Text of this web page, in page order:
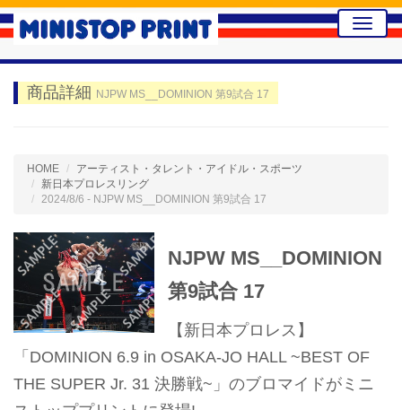
Toggle
商品詳細 NJPW MS__DOMINION 第9試合 17
HOME
アーティスト・タレント・アイドル・スポーツ
新日本プロレスリング
2024/8/6 - NJPW MS__DOMINION 第9試合 17
NJPW MS__DOMINION
第9試合 17
【新日本プロレス】
「DOMINION 6.9 in OSAKA-JO HALL ~BEST OF
THE SUPER Jr. 31 決勝戦~」のブロマイドがミニ